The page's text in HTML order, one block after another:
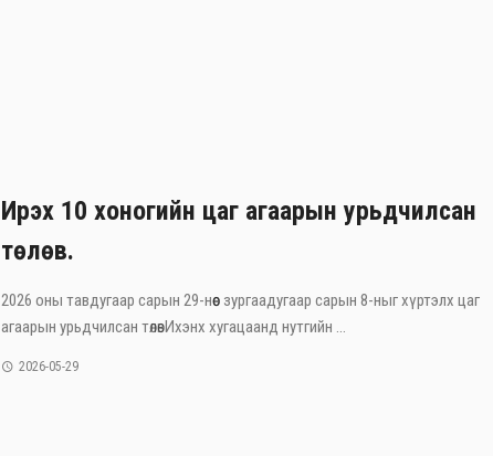
Ирэх 10 хоногийн цаг агаарын урьдчилсан
төлөв.
2026 оны тавдугаар сарын 29-нөөс зургаадугаар сарын 8-ныг хүртэлх цаг
агаарын урьдчилсан төлөвИхэнх хугацаанд нутгийн ...
2026-05-29